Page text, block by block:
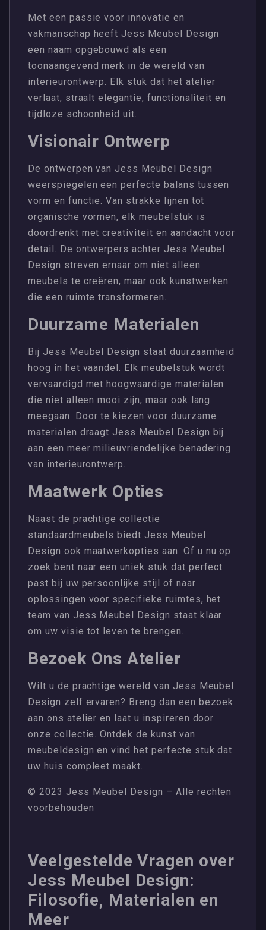
Met een passie voor innovatie en
vakmanschap heeft Jess Meubel Design
een naam opgebouwd als een
toonaangevend merk in de wereld van
interieurontwerp. Elk stuk dat het atelier
verlaat, straalt elegantie, functionaliteit en
tijdloze schoonheid uit.
Visionair Ontwerp
De ontwerpen van Jess Meubel Design
weerspiegelen een perfecte balans tussen
vorm en functie. Van strakke lijnen tot
organische vormen, elk meubelstuk is
doordrenkt met creativiteit en aandacht voor
detail. De ontwerpers achter Jess Meubel
Design streven ernaar om niet alleen
meubels te creëren, maar ook kunstwerken
die een ruimte transformeren.
Duurzame Materialen
Bij Jess Meubel Design staat duurzaamheid
hoog in het vaandel. Elk meubelstuk wordt
vervaardigd met hoogwaardige materialen
die niet alleen mooi zijn, maar ook lang
meegaan. Door te kiezen voor duurzame
materialen draagt Jess Meubel Design bij
aan een meer milieuvriendelijke benadering
van interieurontwerp.
Maatwerk Opties
Naast de prachtige collectie
standaardmeubels biedt Jess Meubel
Design ook maatwerkopties aan. Of u nu op
zoek bent naar een uniek stuk dat perfect
past bij uw persoonlijke stijl of naar
oplossingen voor specifieke ruimtes, het
team van Jess Meubel Design staat klaar
om uw visie tot leven te brengen.
Bezoek Ons Atelier
Wilt u de prachtige wereld van Jess Meubel
Design zelf ervaren? Breng dan een bezoek
aan ons atelier en laat u inspireren door
onze collectie. Ontdek de kunst van
meubeldesign en vind het perfecte stuk dat
uw huis compleet maakt.
© 2023 Jess Meubel Design – Alle rechten
voorbehouden
Veelgestelde Vragen over
Jess Meubel Design:
Filosofie, Materialen en
Meer